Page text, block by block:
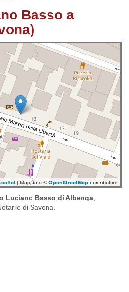
Basso a
| Map data © OpenStreetMap contributors
Luciano Basso di Albenga
di Savona.